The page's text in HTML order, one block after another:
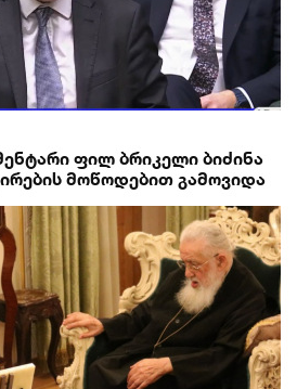
ფილ ბრიკელი ბიძინა
მოწოდებით გამოვიდა